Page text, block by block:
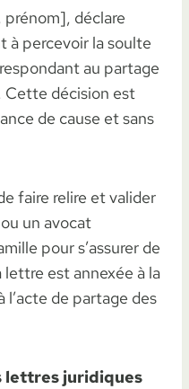
prénom], déclare
à percevoir la soulte
au partage
Cette décision est
de cause et sans
faire relire et valider
un avocat
pour s’assurer de
est annexée à la
l’acte de partage des
lettres juridiques